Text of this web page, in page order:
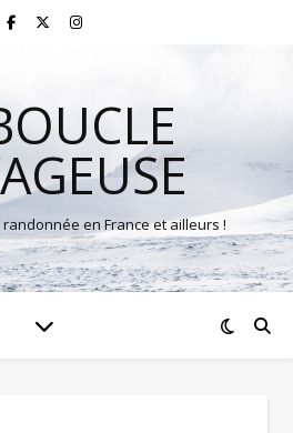
en France et ailleurs !